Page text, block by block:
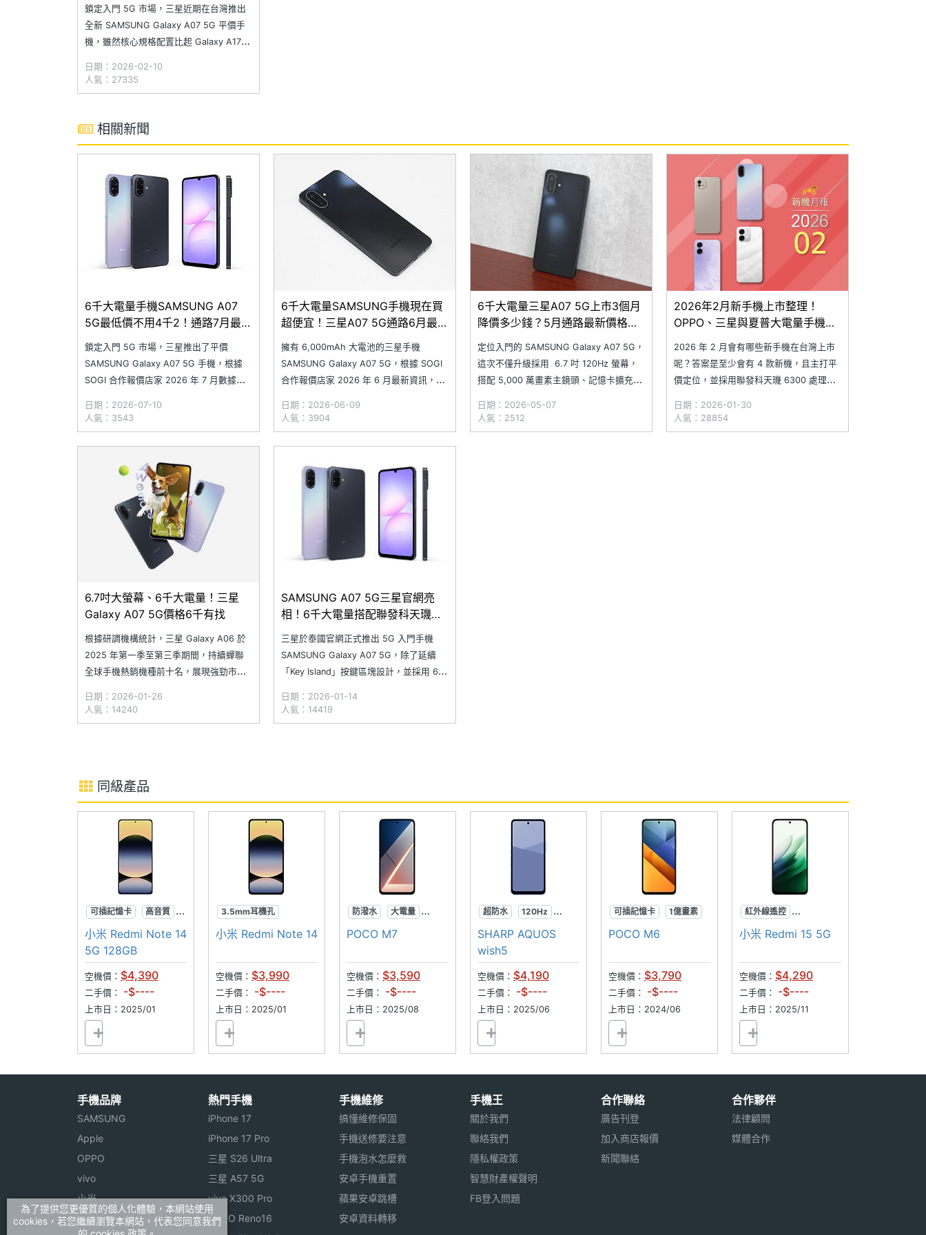
鎖定入門 5G 市場，三星近期在台灣推出
全新 SAMSUNG Galaxy A07 5G 平價手
機，雖然核心規格配置比起 Galaxy A17
比如更新採用 120Hz 更新率、電量增大至
6,000mAh 等，並且保留 Google 畫圈搜
日期：2026-02-10
人氣：27335
相關新聞
6千大電量手機SAMSUNG A07
5G最低價不用4千2！通路7月最新
鎖定入門 5G 市場，三星推出了平價
SAMSUNG Galaxy A07 5G 手機，根據
SOGI 合作報價店家 2026 年 7 月數據，
低價格維持在 4,190 元，比原價便宜
1,800 元，相較於 6 月，本月價格呈現
日期：2026-07-10
人氣：3543
6千大電量SAMSUNG手機現在買
超便宜！三星A07 5G通路6月最新
擁有 6,000mAh 大電池的三星手機
SAMSUNG Galaxy A07 5G，根據 SOGI
合作報價店家 2026 年 6 月最新資訊，目
原本官方價格省下 1,800 元，相較於 5 月
份的通路價格又再調降 100 元，整體展現
穩健的降價走勢。而
日期：2026-06-09
人氣：3904
6千大電量三星A07 5G上市3個月
降價多少錢？5月通路最新價格一
定位入門的 SAMSUNG Galaxy A07 5G，
這次不僅升級採用 6.7 吋 120Hz 螢幕，
搭配 5,000 萬畫素主鏡頭、記憶卡擴充、
池，無論日常使用、影音娛樂、長時間續
航，都能帶來超乎預期的手機體驗。根據
日期：2026-05-07
人氣：2512
2026年2月新手機上市整理！
OPPO、三星與夏普大電量手機齊
2026 年 2 月會有哪些新手機在台灣上市
呢？答案是至少會有 4 款新機，且主打平
價定位，並採用聯發科天璣 6300 處理
容包括內建 7,000mAh 超大電量的 OPPO
A6s 5G、搭載 6,500mAh 大電量的
日期：2026-01-30
人氣：28854
6.7吋大螢幕、6千大電量！三星
Galaxy A07 5G價格6千有找
根據研調機構統計，三星 Galaxy A06 於
2025 年第一季至第三季期間，持續蟬聯
全球手機熱銷機種前十名，展現強勁市場
（1/26）宣布在台灣推出新一代 Galaxy
A07 5G，主打 6.7 吋大螢幕與 120Hz 螢
日期：2026-01-26
人氣：14240
SAMSUNG A07 5G三星官網亮
相！6千大電量搭配聯發科天璣
三星於泰國官網正式推出 5G 入門手機
SAMSUNG Galaxy A07 5G，除了延續
「Key Island」按鍵區塊設計，並採用 6.7
心處理器；同時調整雙鏡頭主相機模組外
觀，電池容量也從 5,000mAh 提升到
日期：2026-01-14
人氣：14419
同級產品
可插記憶卡
高音質
1億畫素
小米 Redmi Note 14
5G 128GB
空機價： $4,390
二手價： -$----
上市日：2025/01
3.5mm耳機孔
可插記憶卡
1億畫素
小米 Redmi Note 14
空機價： $3,990
二手價： -$----
上市日：2025/01
防潑水
大電量
可插記憶卡
POCO M7
空機價： $3,590
二手價： -$----
上市日：2025/08
超防水
120Hz
安全警報
SHARP AQUOS
wish5
空機價： $4,190
二手價： -$----
上市日：2025/06
可插記憶卡
1億畫素
90Hz
POCO M6
空機價： $3,790
二手價： -$----
上市日：2024/06
紅外線遙控
可插記憶卡
小米 Redmi 15 5G
空機價： $4,290
二手價： -$----
上市日：2025/11
手機品牌
SAMSUNG
Apple
OPPO
vivo
小米
ASUS
熱門手機
iPhone 17
iPhone 17 Pro
三星 S26 Ultra
三星 A57 5G
vivo X300 Pro
OPPO Reno16
手機維修
搞懂維修保固
手機送修要注意
手機泡水怎麼救
安卓手機重置
蘋果安卓跳槽
安卓資料轉移
手機王
關於我們
聯絡我們
隱私權政策
智慧財產權聲明
FB登入問題
合作聯絡
廣告刊登
加入商店報價
新聞聯絡
合作夥伴
法律顧問
媒體合作
為了提供您更優質的個人化體驗，本網站使用
cookies，若您繼續瀏覽本網站，代表您同意我們